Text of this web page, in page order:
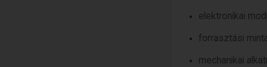
elektronikai
forrasztási
mechanikai